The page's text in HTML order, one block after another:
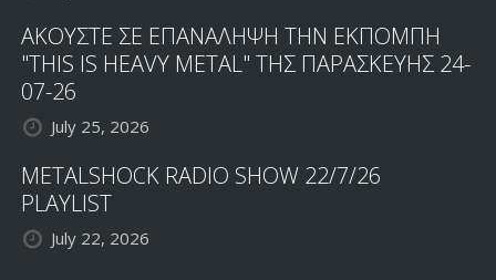
ΑΚΟΥΣΤΕ ΣΕ ΕΠΑΝΑΛΗΨΗ ΤΗΝ ΕΚΠΟΜΠΗ
"THIS IS HEAVY METAL" ΤΗΣ ΠΑΡΑΣΚΕΥΗΣ 24-
07-26
July 25, 2026
METALSHOCK RADIO SHOW 22/7/26
PLAYLIST
July 22, 2026